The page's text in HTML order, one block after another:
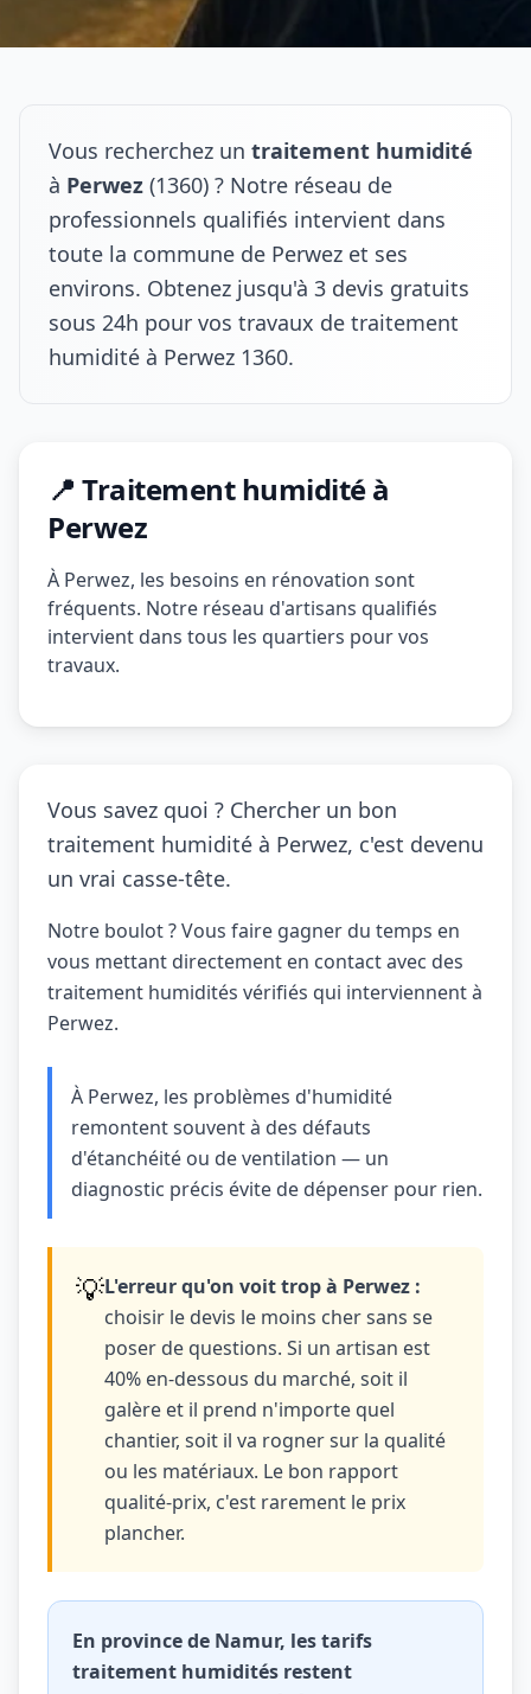
Vous recherchez un traitement humidité
à Perwez (1360) ? Notre réseau de
professionnels qualifiés intervient dans
toute la commune de Perwez et ses
environs. Obtenez jusqu'à 3 devis gratuits
sous 24h pour vos travaux de traitement
humidité à Perwez 1360.
📍 Traitement humidité à
Perwez
À Perwez, les besoins en rénovation sont
fréquents. Notre réseau d'artisans qualifiés
intervient dans tous les quartiers pour vos
travaux.
Vous savez quoi ? Chercher un bon
traitement humidité à Perwez, c'est devenu
un vrai casse-tête.
Notre boulot ? Vous faire gagner du temps en
vous mettant directement en contact avec des
traitement humidités vérifiés qui interviennent à
Perwez.
À Perwez, les problèmes d'humidité
remontent souvent à des défauts
d'étanchéité ou de ventilation — un
diagnostic précis évite de dépenser pour rien.
💡L'erreur qu'on voit trop à Perwez :
choisir le devis le moins cher sans se
poser de questions. Si un artisan est
40% en-dessous du marché, soit il
galère et il prend n'importe quel
chantier, soit il va rogner sur la qualité
ou les matériaux. Le bon rapport
qualité-prix, c'est rarement le prix
plancher.
En province de Namur, les tarifs
traitement humidités restent